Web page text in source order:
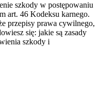
szkody w postępowaniu
art. 46 Kodeksu karnego.
przepisy prawa cywilnego,
się: jakie są zasady
szkody i